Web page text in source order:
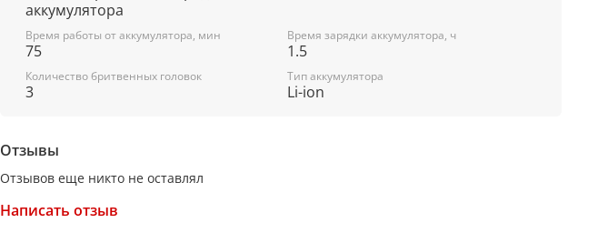
Промывка ножей под водой
Прорезиненное покрытие корпуса
Насадки: Триммер Встроенный
аккумулятора
Время работы от аккумулятора, мин
75
Время зарядки аккумулятора, ч
1.5
Количество бритвенных головок
3
Тип аккумулятора
Li-ion
Отзывы
Отзывов еще никто не оставлял
Написать отзыв